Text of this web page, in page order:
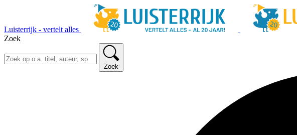
Luisterrijk - vertelt alles
Zoek
Zoek